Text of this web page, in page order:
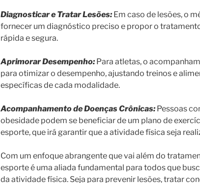
Diagnosticar e Tratar Lesões: Em caso de lesões, o
fornecer um diagnóstico preciso e propor o
rápida e segura.
Aprimorar Desempenho: Para atletas, o
para otimizar o desempenho, ajustando treinos e
específicas de cada modalidade.
Acompanhamento de Doenças Crônicas: Pessoas
obesidade podem se beneficiar de um plano de
esporte, que irá garantir que a atividade física seja
Com um enfoque abrangente que vai além do
esporte é uma aliada fundamental para todos que
da atividade física. Seja para prevenir lesões, tratar